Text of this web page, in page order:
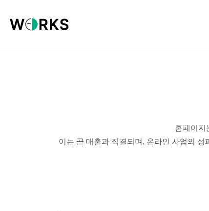
홈페이지
이는 곧 매출과 직결되며, 온라인 사업의